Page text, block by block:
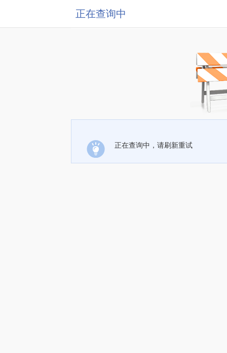
正在查询中
正在查询中，请刷新重试